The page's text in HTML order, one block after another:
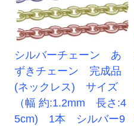
シルバーチェーン あ
ずきチェーン 完成品
(ネックレス) サイズ
（幅 約:1.2mm 長さ:4
5cm) 1本 シルバー9